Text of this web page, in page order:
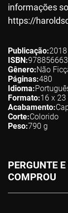
informações
https://
Publicação 2018
ISBN
Gênero Não
Páginas 480
Idioma
Formato 16 x 23
Acabamento
Corte Colorido
Peso 790 g
PERGUNTE
COMPROU